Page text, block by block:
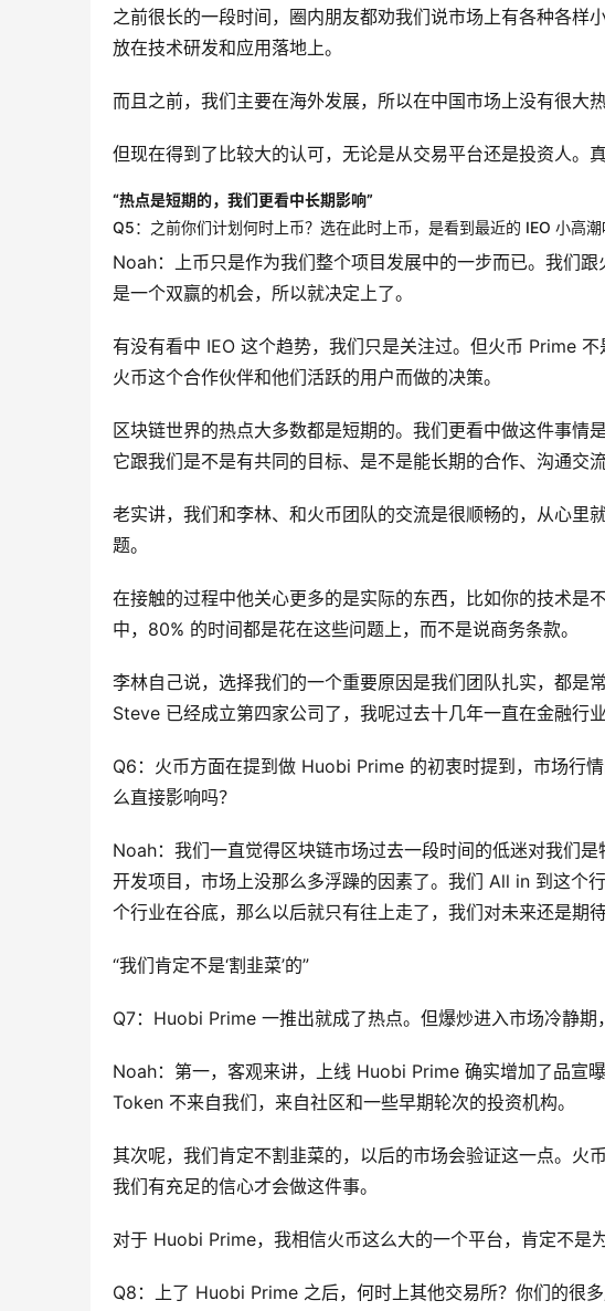
之前很长的一段时间，圈内朋友都劝我们说市场上有各种各样
放在技术研发和应用落地上。
而且之前，我们主要在海外发展，所以在中国市场上没有很大热
但现在得到了比较大的认可，无论是从交易平台还是投资人。
“热点是短期的，我们更看中长期影响”
Q5：之前你们计划何时上币？选在此时上币，是看到最近的 IEO 小高
Noah：上币只是作为我们整个项目发展中的一步而已。我们
是一个双赢的机会，所以就决定上了。
有没有看中 IEO 这个趋势，我们只是关注过。但火币 Prime
火币这个合作伙伴和他们活跃的用户而做的决策。
区块链世界的热点大多数都是短期的。我们更看中做这件事情
它跟我们是不是有共同的目标、是不是能长期的合作、沟通交流
老实讲，我们和李林、和火币团队的交流是很顺畅的，从心里
题。
在接触的过程中他关心更多的是实际的东西，比如你的技术是
中，80% 的时间都是花在这些问题上，而不是说商务条款。
李林自己说，选择我们的一个重要原因是我们团队扎实，都是
Steve 已经成立第四家公司了，我呢过去十几年一直在金融行
Q6：火币方面在提到做 Huobi Prime 的初衷时提到，市场行
么直接影响吗？
Noah：我们一直觉得区块链市场过去一段时间的低迷对我们
开发项目，市场上没那么多浮躁的因素了。我们 All in 到这个
个行业在谷底，那么以后就只有往上走了，我们对未来还是期待
“我们肯定不是‘割韭菜’的”
Q7：Huobi Prime 一推出就成了热点。但爆炒进入市场冷静期
Noah：第一，客观来讲，上线 Huobi Prime 确实增加了品宣
Token 不来自我们，来自社区和一些早期轮次的投资机构。
其次呢，我们肯定不割韭菜的，以后的市场会验证这一点。
我们有充足的信心才会做这件事。
对于 Huobi Prime，我相信火币这么大的一个平台，肯定不是
Q8：上了 Huobi Prime 之后，何时上其他交易所？你们的很